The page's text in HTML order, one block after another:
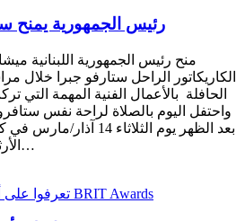
رئيس الجمهورية يمنح
منح رئيس الجمهورية اللبنانية
الكاريكاتور الراحل ستارفو جبرا خلال
الحافلة بالأعمال الفنية المهمة التي
واحتفل اليوم بالصلاة لراحة نفس
بعد الظهر يوم الثلاثاء
الأرثوذكس قرب سنتر سوفيل…